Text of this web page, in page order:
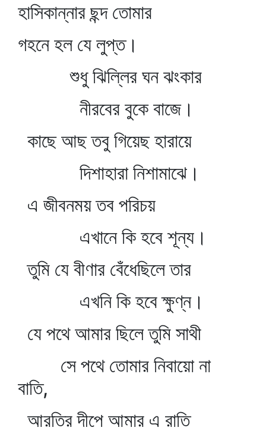
হাসিকান্নার ছন্দ তোমার
গহনে হল যে লুপ্ত।
শুধু ঝিল্লির ঘন ঝংকার
নীরবের বুকে বাজে।
কাছে আছ তবু গিয়েছ হারায়ে
দিশাহারা নিশামাঝে।
এ জীবনময় তব পরিচয়
এখানে কি হবে শূন্য।
তুমি যে বীণার বেঁধেছিলে তার
এখনি কি হবে ক্ষুণ্ন।
যে পথে আমার ছিলে তুমি সাথী
সে পথে তোমার নিবায়ো না
বাতি,
আরতির দীপে আমার এ রাতি